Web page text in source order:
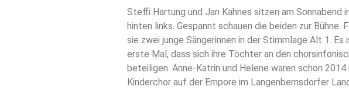
Steffi Hartung und Jan Kahnes sitzen am Sonnabend
hinten links. Gespannt schauen die beiden zur Bühne.
sie zwei junge Sängerinnen in der Stimmlage Alt 1.
erste Mal, dass sich ihre Töchter an den
beteiligen. Anne-Katrin und Helene waren schon
Kinderchor auf der Empore im Langenbernsdorfer